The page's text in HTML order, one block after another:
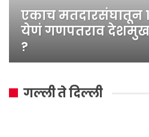
एकाच मतदारसंघातून
येणं गणपतराव
?
गल्ली ते दिल्ली